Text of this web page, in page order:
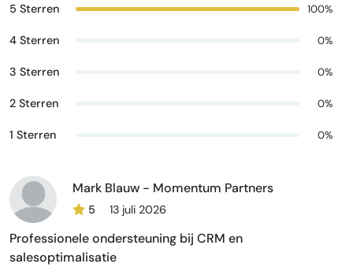
5 Sterren 100%
4 Sterren 0%
3 Sterren 0%
2 Sterren 0%
1 Sterren 0%
Mark Blauw - Momentum Partners
5 13 juli 2026
Professionele ondersteuning bij CRM en
salesoptimalisatie